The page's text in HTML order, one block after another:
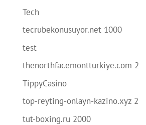
Tech
tecrubekonusuyor.net 1000
test
thenorthfacemontturkiye.com 2
TippyCasino
top-reyting-onlayn-kazino.xyz 2
tut-boxing.ru 2000